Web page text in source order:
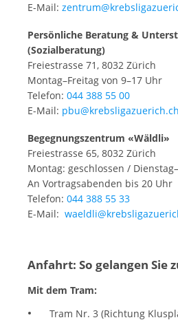
E-Mail:
Persönliche Beratung &
(Sozialberatung)
Freiestrasse 71, 8032 Zürich
Montag–Freitag von 9–17 Uhr
Telefon: 044 388 55 00
E-Mail: pbu@krebsligazuerich.ch
Begegnungszentrum «Wäldli»
Freiestrasse 65, 8032 Zürich
Montag: geschlossen /
An Vortragsabenden bis 20 Uhr
Telefon: 044 388 55 33
E-Mail:
Anfahrt: So gelangen Sie
Mit dem Tram:
Tram Nr. 3 (Richtung